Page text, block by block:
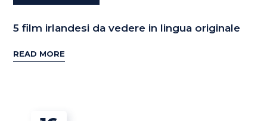
5 film irlandesi da vedere in lingua originale
READ MORE